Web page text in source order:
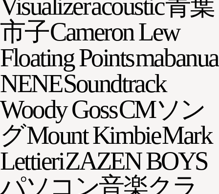
市子Cameron Lew
Floating Pointsmabanua
NENESoundtrack
Woody GossCMソン
グMount KimbieMark
LettieriZAZEN BOYS
パソコン音楽クラ